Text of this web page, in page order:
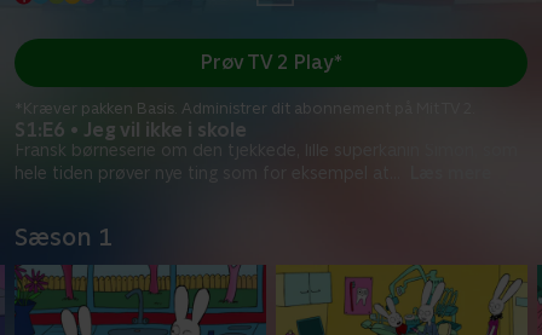
S1:E6 • Jeg vil ikke i skole
Fransk børneserie om den tjekkede, lille superkanin Simon, som
hele tiden prøver nye ting som for eksempel at
Prøv TV 2 Play*
*Kræver pakken Basis. Administrer dit abonnement på Mit TV 2.
Sæson 1